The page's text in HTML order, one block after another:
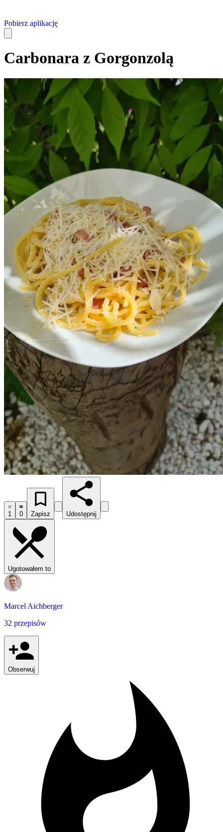
Pobierz aplikację
Carbonara z Gorgonzolą
1 0 Zapisz Udostępnij
Ugotowałem to
Marcel Aichberger
32 przepisów
Obserwuj